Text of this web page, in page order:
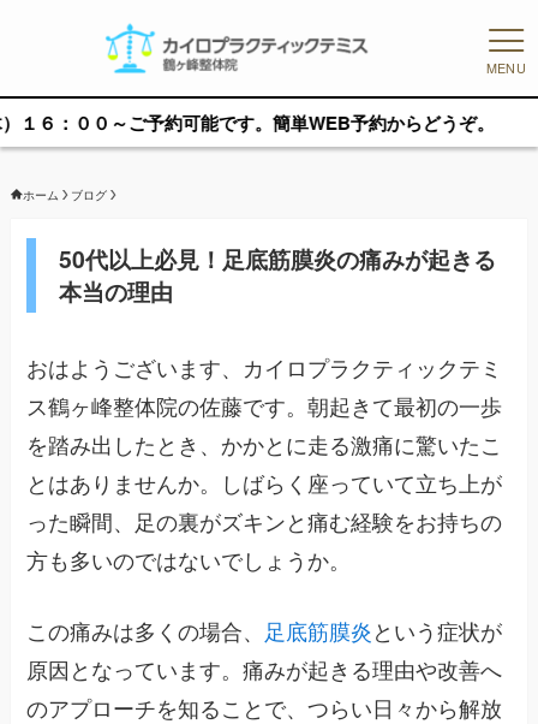
MENU
～ご予約可能です。簡単WEB予約からどうぞ。
ホーム ブログ
50代以上必見！足底筋膜炎の痛みが起きる
本当の理由
おはようございます、カイロプラクティックテミ
ス鶴ヶ峰整体院の佐藤です。朝起きて最初の一歩
を踏み出したとき、かかとに走る激痛に驚いたこ
とはありませんか。しばらく座っていて立ち上が
った瞬間、足の裏がズキンと痛む経験をお持ちの
方も多いのではないでしょうか。
この痛みは多くの場合、 足底筋膜炎という症状が
原因となっています。痛みが起きる理由や改善へ
のアプローチを知ることで、つらい日々から解放